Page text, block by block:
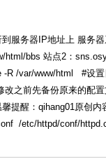
服务器IP地址上 服务
html/bbs 站点2：
-R /var/www/html #设
改之前先备份原来的配
提醒：qihang01原创
/etc/httpd/conf/